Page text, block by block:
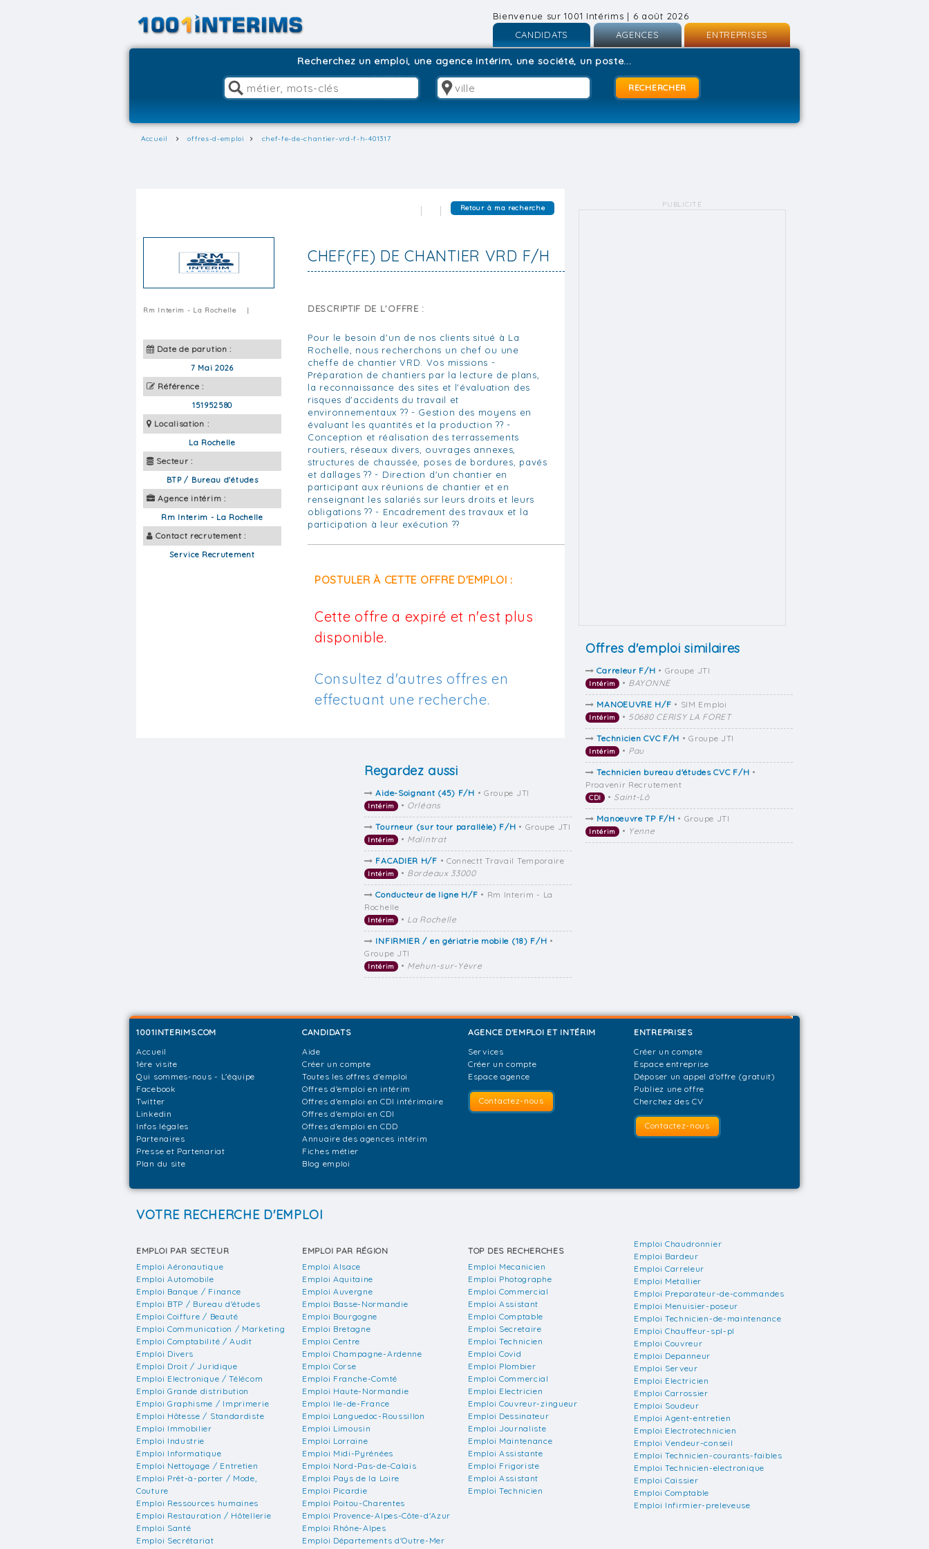
Bienvenue sur 1001 Intérims | 6 août 2026
CANDIDATS
Inscription
AGENCES
Inscription
Connexion
ENTREPRISES
Recherchez un emploi, une agence intérim, une société, un poste...
Accueil offres-d-emploi chef-fe-de-chantier-vrd-f-h-401317
Retour à ma recherche
CHEF(FE) DE CHANTIER VRD F/H
Rm Interim - La Rochelle |
Date de parution :
7 Mai 2026
Référence :
151952580
Localisation :
La Rochelle
Secteur :
BTP / Bureau d'études
Agence intérim :
Rm Interim - La Rochelle
Contact recrutement :
Service Recrutement
DESCRIPTIF DE L'OFFRE :
Pour le besoin d'un de nos clients situé à La
Rochelle, nous recherchons un chef ou une
cheffe de chantier VRD. Vos missions -
Préparation de chantiers par la lecture de plans,
la reconnaissance des sites et l'évaluation des
risques d'accidents du travail et
environnementaux ?? - Gestion des moyens en
évaluant les quantités et la production ?? -
Conception et réalisation des terrassements
routiers, réseaux divers, ouvrages annexes,
structures de chaussée, poses de bordures, pavés
et dallages ?? - Direction d'un chantier en
participant aux réunions de chantier et en
renseignant les salariés sur leurs droits et leurs
obligations ?? - Encadrement des travaux et la
participation à leur exécution ??
POSTULER À CETTE OFFRE D'EMPLOI :
Cette offre a expiré et n'est plus
disponible.
Consultez d'autres offres en
effectuant une recherche.
PUBLICITÉ
Offres d'emploi similaires
Carreleur F/H • Groupe JTI
Intérim • BAYONNE
MANOEUVRE H/F • SIM Emploi
Intérim • 50680 CERISY LA FORET
Technicien CVC F/H • Groupe JTI
Intérim • Pau
Technicien bureau d'études CVC F/H •
Proavenir Recrutement
CDI • Saint-Lô
Manoeuvre TP F/H • Groupe JTI
Intérim • Yenne
Regardez aussi
Aide-Soignant (45) F/H • Groupe JTI
Intérim • Orléans
Tourneur (sur tour parallèle) F/H • Groupe JTI
Intérim • Malintrat
FACADIER H/F • Connectt Travail Temporaire
Intérim • Bordeaux 33000
Conducteur de ligne H/F • Rm Interim - La
Rochelle
Intérim • La Rochelle
INFIRMIER / en gériatrie mobile (18) F/H •
Groupe JTI
Intérim • Mehun-sur-Yèvre
1001INTERIMS.COM
Accueil
1ère visite
Qui sommes-nous - L'équipe
Facebook
Twitter
Linkedin
Infos légales
Partenaires
Presse et Partenariat
Plan du site
CANDIDATS
Aide
Créer un compte
Toutes les offres d'emploi
Offres d'emploi en intérim
Offres d'emploi en CDI intérimaire
Offres d'emploi en CDI
Offres d'emploi en CDD
Annuaire des agences intérim
Fiches métier
Blog emploi
AGENCE D'EMPLOI ET INTÉRIM
Services
Créer un compte
Espace agence
Contactez-nous
ENTREPRISES
Créer un compte
Espace entreprise
Déposer un appel d'offre (gratuit)
Publiez une offre
Cherchez des CV
Contactez-nous
VOTRE RECHERCHE D'EMPLOI
EMPLOI PAR SECTEUR
Emploi Aéronautique
Emploi Automobile
Emploi Banque / Finance
Emploi BTP / Bureau d'études
Emploi Coiffure / Beauté
Emploi Communication / Marketing
Emploi Comptabilité / Audit
Emploi Divers
Emploi Droit / Juridique
Emploi Electronique / Télécom
Emploi Grande distribution
Emploi Graphisme / Imprimerie
Emploi Hôtesse / Standardiste
Emploi Immobilier
Emploi Industrie
Emploi Informatique
Emploi Nettoyage / Entretien
Emploi Prêt-à-porter / Mode,
Couture
Emploi Ressources humaines
Emploi Restauration / Hôtellerie
Emploi Santé
Emploi Secrétariat
EMPLOI PAR RÉGION
Emploi Alsace
Emploi Aquitaine
Emploi Auvergne
Emploi Basse-Normandie
Emploi Bourgogne
Emploi Bretagne
Emploi Centre
Emploi Champagne-Ardenne
Emploi Corse
Emploi Franche-Comté
Emploi Haute-Normandie
Emploi Ile-de-France
Emploi Languedoc-Roussillon
Emploi Limousin
Emploi Lorraine
Emploi Midi-Pyrénées
Emploi Nord-Pas-de-Calais
Emploi Pays de la Loire
Emploi Picardie
Emploi Poitou-Charentes
Emploi Provence-Alpes-Côte-d'Azur
Emploi Rhône-Alpes
Emploi Départements d'Outre-Mer
TOP DES RECHERCHES
Emploi Mecanicien
Emploi Photographe
Emploi Commercial
Emploi Assistant
Emploi Comptable
Emploi Secretaire
Emploi Technicien
Emploi Covid
Emploi Plombier
Emploi Commercial
Emploi Electricien
Emploi Couvreur-zingueur
Emploi Dessinateur
Emploi Journaliste
Emploi Maintenance
Emploi Assistante
Emploi Frigoriste
Emploi Assistant
Emploi Technicien
Emploi Chaudronnier
Emploi Bardeur
Emploi Carreleur
Emploi Metallier
Emploi Preparateur-de-commandes
Emploi Menuisier-poseur
Emploi Technicien-de-maintenance
Emploi Chauffeur-spl-pl
Emploi Couvreur
Emploi Depanneur
Emploi Serveur
Emploi Electricien
Emploi Carrossier
Emploi Soudeur
Emploi Agent-entretien
Emploi Electrotechnicien
Emploi Vendeur-conseil
Emploi Technicien-courants-faibles
Emploi Technicien-electronique
Emploi Caissier
Emploi Comptable
Emploi Infirmier-preleveuse